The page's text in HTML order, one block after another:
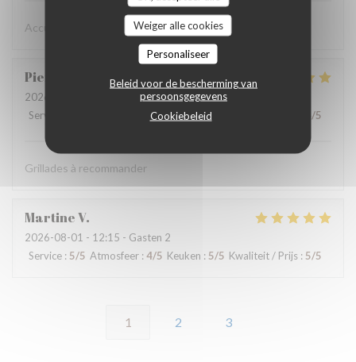
Weiger alle cookies
Personaliseer
Beleid voor de bescherming van
persoonsgegevens
Cookiebeleid
Accueil chaleureux , professionnel
Pierre
2026-07-31
- 19:30 - Gasten 8
Service
5/5 Keuken:5 /5
Grillades à recommander
MartineV
2026-08-01 - 12:15 - Gasten 2
Service : 5/5 Atmosfeer : 4/5 Keuken : 5/5 Kwaliteit / Prijs : 5/5
1 2 3